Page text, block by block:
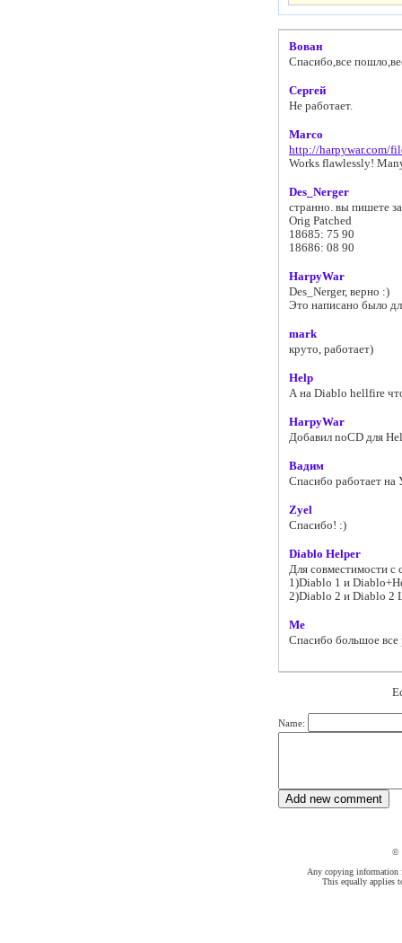
Вован
Спасибо,все
Сергей
Не работает.
Marco
http://harpywar.com/
Works flawlessly!
Des_Nerger
странно. вы пишете
Orig Patched
18685: 75 90
18686: 08 90
HarpyWar
Des_Nerger, верно :)
Это написано было
mark
круто, работает)
Help
А на Diablo hellfire
HarpyWar
Добавил noCD для
Вадим
Спасибо работает на
Zyel
Спасибо! :)
Diablo Helper
Для совместимости
1)Diablo 1 и
2)Diablo 2 и Diablo 2
Me
Спасибо большое все
Name:
©
Any copying information
This equally applies